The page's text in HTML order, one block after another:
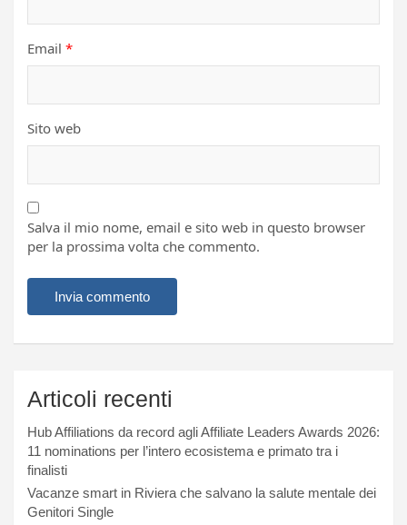
Email *
Sito web
Salva il mio nome, email e sito web in questo browser
per la prossima volta che commento.
Articoli recenti
Hub Affiliations da record agli Affiliate Leaders Awards 2026:
11 nominations per l’intero ecosistema e primato tra i
finalisti
Vacanze smart in Riviera che salvano la salute mentale dei
Genitori Single